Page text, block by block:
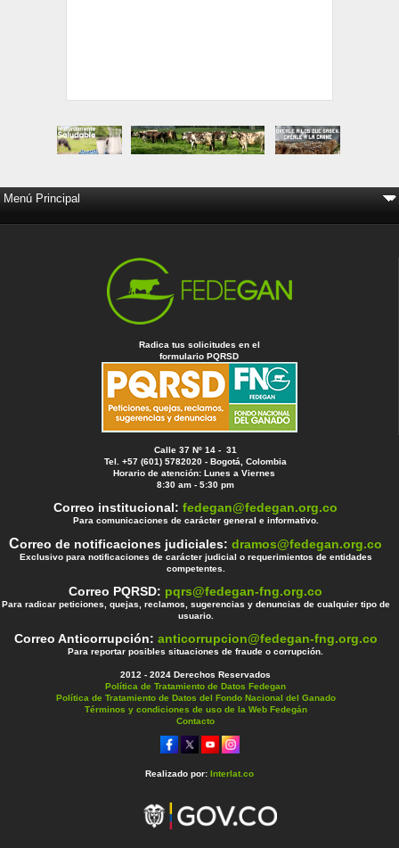
Radica tus solicitudes en el
formulario PQRSD
Calle 37 Nº 14 - 31
Tel. +57 (601) 5782020 - Bogotá, Colombia
Horario de atención: Lunes a Viernes
8:30 am - 5:30 pm
Correo institucional:fedegan@fedegan.org.co
Para comunicaciones de carácter general e informativo.
Correo de notificaciones judiciales:dramos@fedegan.org.co
Exclusivo para notificaciones de carácter judicial o requerimientos de entidades
competentes.
Correo PQRSD: pqrs@fedegan-fng.org.co
Para radicar peticiones, quejas, reclamos, sugerencias y denuncias de cualquier tipo de
usuario.
Correo Anticorrupción: anticorrupcion@fedegan-fng.org.co
Para reportar posibles situaciones de fraude o corrupción.
2012 - 2024 Derechos Reservados
Política de Tratamiento de Datos Fedegan
Política de Tratamiento de Datos del Fondo Nacional del Ganado
Términos y condiciones de uso de la Web Fedegán
Contacto
Realizado por: Interlat.co